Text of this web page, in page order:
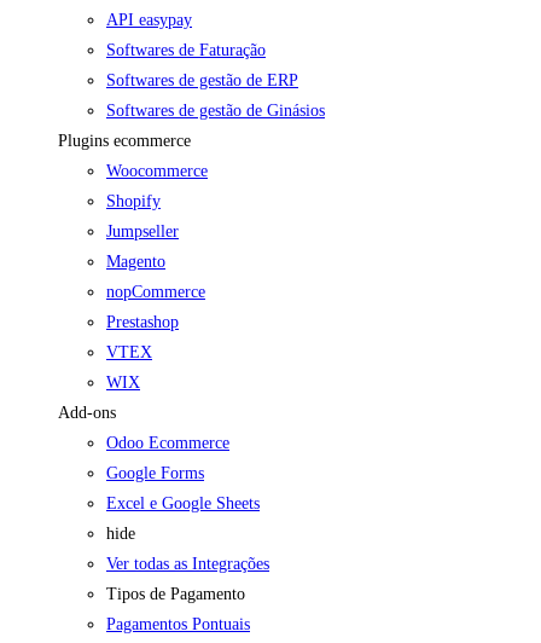
API easypay
Softwares de Faturação
Softwares de gestão de ERP
Softwares de gestão de Ginásios
Plugins ecommerce
Woocommerce
Shopify
Jumpseller
Magento
nopCommerce
Prestashop
VTEX
WIX
Add-ons
Odoo Ecommerce
Google Forms
Excel e Google Sheets
hide
Ver todas as Integrações
Tipos de Pagamento
Pagamentos Pontuais